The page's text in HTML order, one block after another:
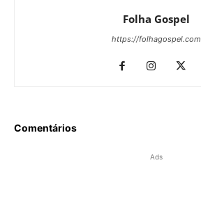
Folha Gospel
https://folhagospel.com
Comentários
Ads